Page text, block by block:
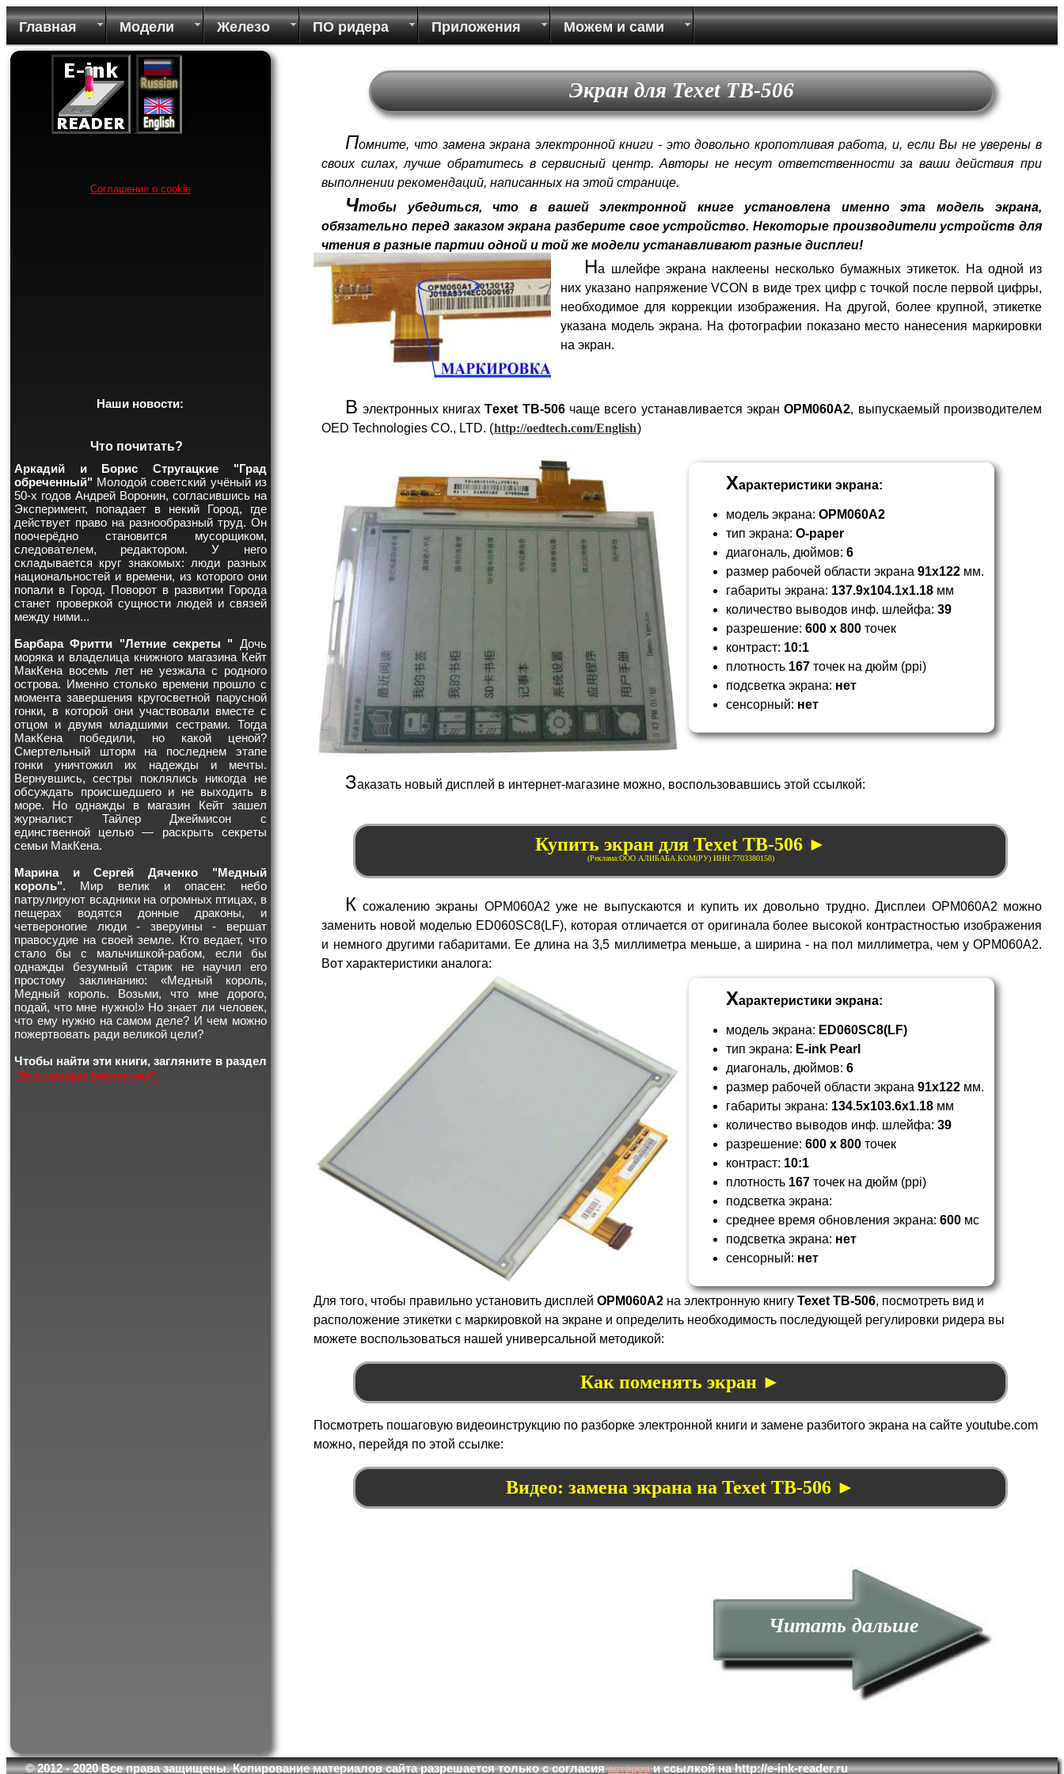
Главная Модели Железо ПО ридера Приложения Можем и сами
Экран для Texet TB-506
Помните, что замена экрана электронной книги - это довольно кропотливая работа, и, если Вы не уверены в
своих силах, лучше обратитесь в сервисный центр. Авторы не несут ответственности за ваши действия при
выполнении рекомендаций, написанных на этой странице.
Чтобы убедиться, что в вашей электронной книге установлена именно эта модель экрана,
обязательно перед заказом экрана разберите свое устройство. Некоторые производители устройств для
чтения в разные партии одной и той же модели устанавливают разные дисплеи!
На шлейфе экрана наклеены несколько бумажных этикеток. На одной из
них указано напряжение VCON в виде трех цифр с точкой после первой цифры,
необходимое для коррекции изображения. На другой, более крупной, этикетке
указана модель экрана. На фотографии показано место нанесения маркировки
на экран.
В электронных книгахTexet TB-506чаще всего устанавливается экранOPM060A2, выпускаемый производителем
OED Technologies CO., LTD. (http://oedtech.com/English)
Характеристики экрана:
модель экрана:OPM060A2
тип экрана:O-paper
диагональ, дюймов:6
размер рабочей области экрана 91x122 мм.
габариты экрана: 137.9x104.1x1.18 мм
количество выводов инф. шлейфа:39
разрешение:600 x 800 точек
контраст: 10:1
плотность 167 точек на дюйм (ppi)
подсветка экрана: нет
сенсорный: нет
Заказать новый дисплей в интернет-магазине можно, воспользовавшись этой ссылкой:
Купить экран для Texet TB-506 ►
К сожалению экраны OPM060A2 уже не выпускаются и купить их довольно трудно. Дисплеи OPM060A2 можно
заменить новой моделью ED060SC8(LF), которая отличается от оригинала более высокой контрастностью изображения
и немного другими габаритами. Ее длина на 3,5 миллиметра меньше, а ширина - на пол миллиметра, чем у OPM060A2.
Вот характеристики аналога:
Характеристики экрана:
модель экрана: ED060SC8(LF)
тип экрана: E-ink Pearl
диагональ, дюймов:6
размер рабочей области экрана 91x122 мм.
габариты экрана: 134.5x103.6x1.18 мм
количество выводов инф. шлейфа:39
разрешение:600 x 800 точек
контраст: 10:1
плотность 167 точек на дюйм (ppi)
подсветка экрана:
среднее время обновления экрана:600 мс
подсветка экрана: нет
сенсорный: нет
Для того, чтобы правильно установить дисплейOPM060A2 на электронную книгуTexet TB-506, посмотреть вид и
расположение этикетки с маркировкой на экране и определить необходимость последующей регулировки ридера вы
можете воспользоваться нашей универсальной методикой:
Как поменять экран ►
Посмотреть пошаговую видеоинструкцию по разборке электронной книги и замене разбитого экрана на сайте youtube.com
можно, перейдя по этой ссылке:
Видео: замена экрана на Texet TB-506 ►
Читать дальше
Соглашение о cookie
Наши новости:
Что почитать?
Аркадий и Борис Стругацкие "Град
обреченный" Молодой советский учёный из
50-х годов Андрей Воронин, согласившись на
Эксперимент, попадает в некий Город, где
действует право на разнообразный труд. Он
поочерёдно становится мусорщиком,
следователем, редактором. У него
складывается круг знакомых: люди разных
национальностей и времени, из которого они
попали в Город. Поворот в развитии Города
станет проверкой сущности людей и связей
между ними...
Барбара Фритти "Летние секреты " Дочь
моряка и владелица книжного магазина Кейт
МакКена восемь лет не уезжала с родного
острова. Именно столько времени прошло с
момента завершения кругосветной парусной
гонки, в которой они участвовали вместе с
отцом и двумя младшими сестрами. Тогда
МакКена победили, но какой ценой?
Смертельный шторм на последнем этапе
гонки уничтожил их надежды и мечты.
Вернувшись, сестры поклялись никогда не
обсуждать происшедшего и не выходить в
море. Но однажды в магазин Кейт зашел
журналист Тайлер Джеймисон с
единственной целью — раскрыть секреты
семьи МакКена.
Марина и Сергей Дяченко "Медный
король". Мир велик и опасен: небо
патрулируют всадники на огромных птицах, в
пещерах водятся донные драконы, и
четвероногие люди - зверуины - вершат
правосудие на своей земле. Кто ведает, что
стало бы с мальчишкой-рабом, если бы
однажды безумный старик не научил его
простому заклинанию: «Медный король,
Медный король. Возьми, что мне дорого,
подай, что мне нужно!» Но знает ли человек,
что ему нужно на самом деле? И чем можно
пожертвовать ради великой цели?
Чтобы найти эти книги, загляните в раздел
"Электронные библиотеки".
© 2012 - 2020 Все права защищены. Копирование материалов сайта разрешается только с согласияавторови ссылкой на http://e-ink-reader.ru